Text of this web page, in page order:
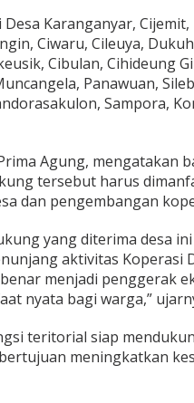
Karanganyar, Cijemit,
Ciwaru, Cileuya,
Cibulan, Cihideung
Panawuan,
Sampora,
Agung, mengatakan
tersebut harus
dan pengembangan
yang diterima desa
aktivitas Koperasi
menjadi penggerak
nyata bagi warga,”
teritorial siap
meningkatkan